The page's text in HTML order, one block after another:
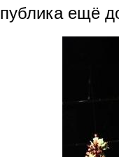
публика ещё